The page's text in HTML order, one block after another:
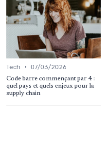
Tech • 07/03/2026
Code barre commençant par 4 :
quel pays et quels enjeux pour la
supply chain